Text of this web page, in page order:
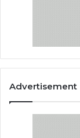
Advertisement